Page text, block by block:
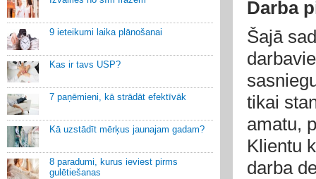
9 ieteikumi laika plānošanai
Kas ir tavs USP?
7 paņēmieni, kā strādāt efektīvāk
Kā uzstādīt mērķus jaunajam gadam?
8 paradumi, kurus ieviest pirms
gulētiešanas
Darba
Šajā
tikai
amatu,
Klientu
darba